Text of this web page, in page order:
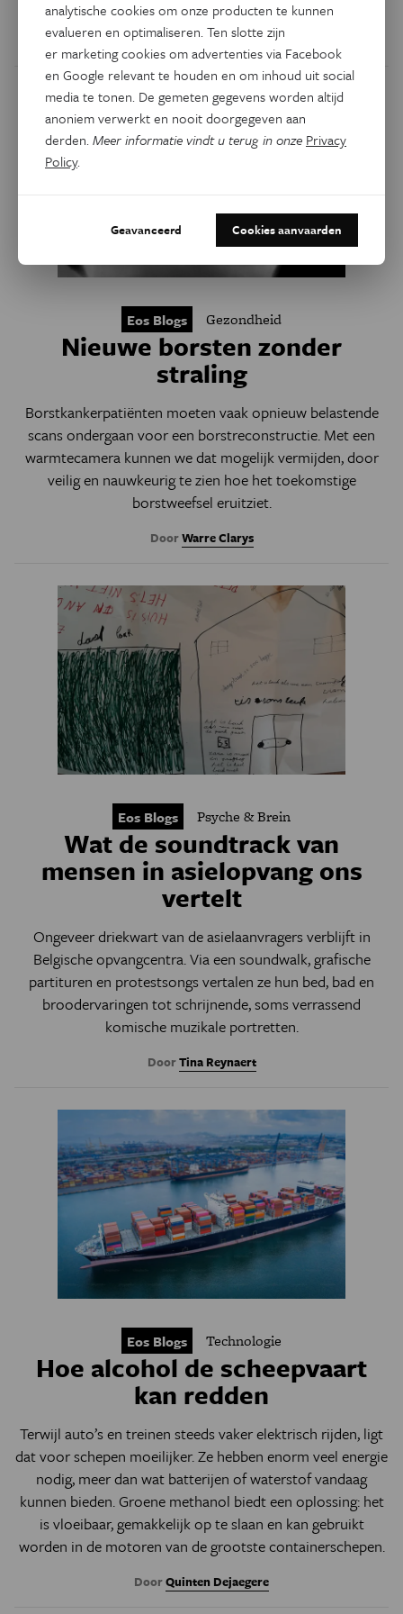
we deze indringers kunnen tegenhouden.
DoorLaura Vandemaele
Eos Blogs Gezondheid
Nieuwe borsten zonder
straling
Borstkankerpatiënten moeten vaak opnieuw belastende
scans ondergaan voor een borstreconstructie. Met een
warmtecamera kunnen we dat mogelijk vermijden, door
veilig en nauwkeurig te zien hoe het toekomstige
borstweefsel eruitziet.
DoorWarre Clarys
Eos Blogs Psyche & Brein
Wat de soundtrack van
mensen in asielopvang ons
vertelt
Ongeveer driekwart van de asielaanvragers verblijft in
Belgische opvangcentra. Via een soundwalk, grafische
partituren en protestsongs vertalen ze hun bed, bad en
broodervaringen tot schrijnende, soms verrassend
komische muzikale portretten.
DoorTina Reynaert
Eos Blogs Technologie
Hoe alcohol de scheepvaart
kan redden
Terwijl auto’s en treinen steeds vaker elektrisch rijden, ligt
dat voor schepen moeilijker. Ze hebben enorm veel energie
nodig, meer dan wat batterijen of waterstof vandaag
kunnen bieden. Groene methanol biedt een oplossing: het
is vloeibaar, gemakkelijk op te slaan en kan gebruikt
worden in de motoren van de grootste containerschepen.
DoorQuinten Dejaegere
analytische cookies om onze producten te kunnen
evalueren en optimaliseren. Ten slotte zijn
er marketing cookies om advertenties via Facebook
en Google relevant te houden en om inhoud uit social
media te tonen. De gemeten gegevens worden altijd
anoniem verwerkt en nooit doorgegeven aan
derden.Meer informatie vindt u terug in onze Privacy
Policy.
Geavanceerd Cookies aanvaarden